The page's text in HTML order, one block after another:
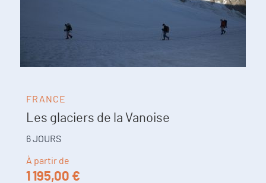
FRANCE
Les glaciers de la Vanoise
6 JOURS
À partir de
1 195,00 €